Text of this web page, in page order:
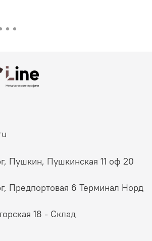
Пушкин, Пушкинская 11 оф 20
Предпортовая 6 Терминал Норд
18 - Склад